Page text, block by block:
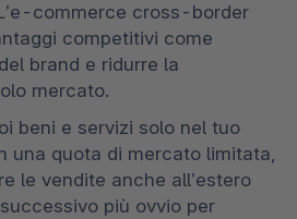
commerce cross-border
competitivi come
brand e ridurre la
mercato.
beni e servizi solo nel tuo
una quota di mercato limitata,
le vendite anche all’estero
più ovvio per